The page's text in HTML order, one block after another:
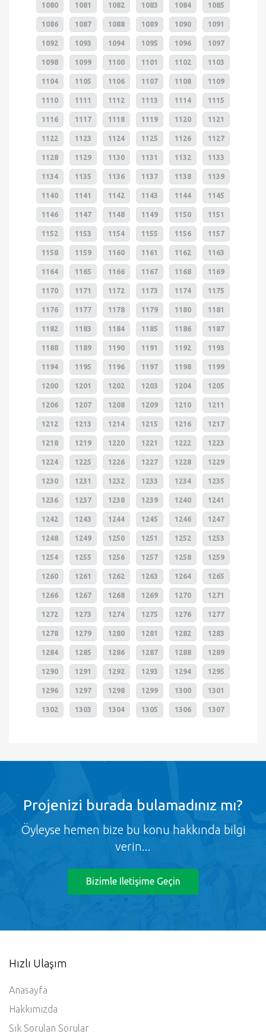
1080 1081 1082 1083 1084 1085
1086 1087 1088 1089 1090 1091
1092 1093 1094 1095 1096 1097
1098 1099 1100 1101 1102 1103
1104 1105 1106 1107 1108 1109
1110 1111 1112 1113 1114 1115
1116 1117 1118 1119 1120 1121
1122 1123 1124 1125 1126 1127
1128 1129 1130 1131 1132 1133
1134 1135 1136 1137 1138 1139
1140 1141 1142 1143 1144 1145
1146 1147 1148 1149 1150 1151
1152 1153 1154 1155 1156 1157
1158 1159 1160 1161 1162 1163
1164 1165 1166 1167 1168 1169
1170 1171 1172 1173 1174 1175
1176 1177 1178 1179 1180 1181
1182 1183 1184 1185 1186 1187
1188 1189 1190 1191 1192 1193
1194 1195 1196 1197 1198 1199
1200 1201 1202 1203 1204 1205
1206 1207 1208 1209 1210 1211
1212 1213 1214 1215 1216 1217
1218 1219 1220 1221 1222 1223
1224 1225 1226 1227 1228 1229
1230 1231 1232 1233 1234 1235
1236 1237 1238 1239 1240 1241
1242 1243 1244 1245 1246 1247
1248 1249 1250 1251 1252 1253
1254 1255 1256 1257 1258 1259
1260 1261 1262 1263 1264 1265
1266 1267 1268 1269 1270 1271
1272 1273 1274 1275 1276 1277
1278 1279 1280 1281 1282 1283
1284 1285 1286 1287 1288 1289
1290 1291 1292 1293 1294 1295
1296 1297 1298 1299 1300 1301
1302 1303 1304 1305 1306 1307
Projenizi burada bulamadınız mı?
Öyleyse hemen bize bu konu hakkında bilgi
verin...
Bizimle Iletişime Geçin
Hızlı Ulaşım
Anasayfa
Hakkımızda
Sık Sorulan Sorular